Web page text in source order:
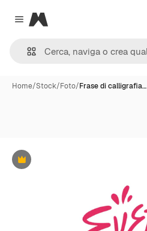
Close menu
Magnific
Home/Stock/Foto/Frase di calligrafia…
Premium